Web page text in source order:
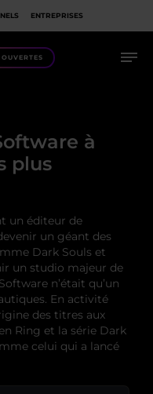
ENTREPRISES
à
plus
un éditeur de
un géant des
Dark Souls et
un studio majeur de
n’était qu’un
En activité
des titres aux
Ring et la série Dark
celui qui a lancé